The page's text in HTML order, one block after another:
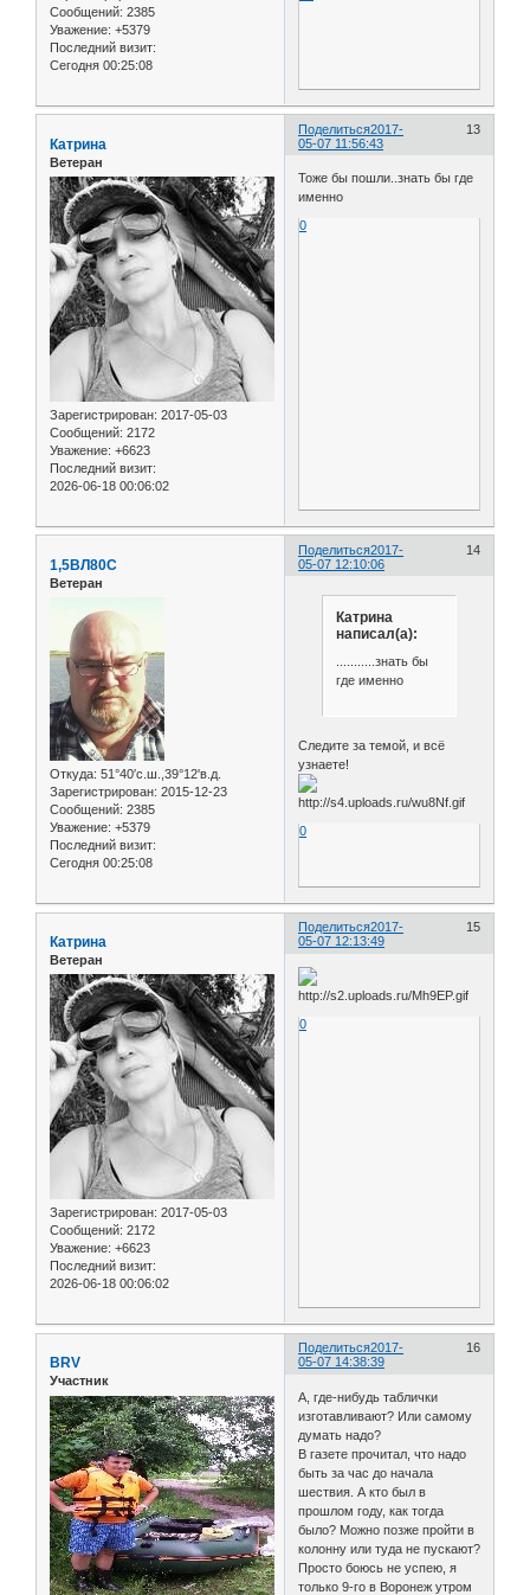
Сообщений: 2385
Уважение: +5379
Последний визит:
Сегодня 00:25:08
Поделиться 13
2017-
05-07 11:56:43
Катрина
Ветеран
Зарегистрирован: 2017-05-03
Сообщений: 2172
Уважение: +6623
Последний визит:
2026-06-18 00:06:02
Тоже бы пошли..знать бы где
именно
0
Поделиться 14
2017-
05-07 12:10:06
1,5ВЛ80С
Ветеран
Откуда: 51°40′с.ш.,39°12'в.д.
Зарегистрирован: 2015-12-23
Сообщений: 2385
Уважение: +5379
Последний визит:
Сегодня 00:25:08
Катрина
написал(а):
...........знать бы
где именно
Следите за темой, и всё
узнаете!
0
Поделиться 15
2017-
05-07 12:13:49
Катрина
Ветеран
Зарегистрирован: 2017-05-03
Сообщений: 2172
Уважение: +6623
Последний визит:
2026-06-18 00:06:02
0
Поделиться 16
2017-
05-07 14:38:39
BRV
Участник
А, где-нибудь таблички
изготавливают? Или самому
думать надо?
В газете прочитал, что надо
быть за час до начала
шествия. А кто был в
прошлом году, как тогда
было? Можно позже пройти в
колонну или туда не пускают?
Просто боюсь не успею, я
только 9-го в Воронеж утром